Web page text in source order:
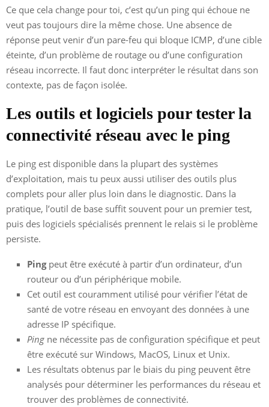
Ce que cela change pour toi, c’est qu’un ping qui échoue ne
veut pas toujours dire la même chose. Une absence de
réponse peut venir d’un pare-feu qui bloque ICMP, d’une cible
éteinte, d’un problème de routage ou d’une configuration
réseau incorrecte. Il faut donc interpréter le résultat dans son
contexte, pas de façon isolée.
Les outils et logiciels pour tester la
connectivité réseau avec le ping
Le ping est disponible dans la plupart des systèmes
d’exploitation, mais tu peux aussi utiliser des outils plus
complets pour aller plus loin dans le diagnostic. Dans la
pratique, l’outil de base suffit souvent pour un premier test,
puis des logiciels spécialisés prennent le relais si le problème
persiste.
Pingpeut être exécuté à partir d’un ordinateur, d’un
routeur ou d’un périphérique mobile.
Cet outil est couramment utilisé pour vérifier l’état de
santé de votre réseau en envoyant des données à une
adresse IP spécifique.
Ping ne nécessite pas de configuration spécifique et peut
être exécuté sur Windows, MacOS, Linux et Unix.
Les résultats obtenus par le biais du ping peuvent être
analysés pour déterminer les performances du réseau et
trouver des problèmes de connectivité.